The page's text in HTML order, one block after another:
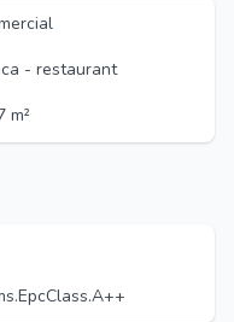
- restaurant
m²